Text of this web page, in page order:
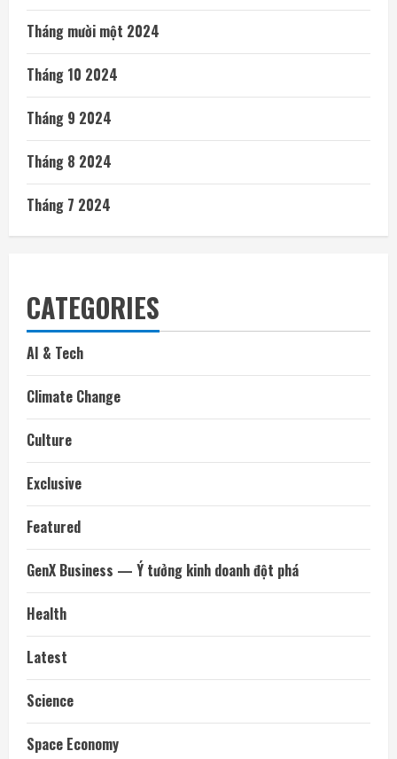
Tháng mười một 2024
Tháng 10 2024
Tháng 9 2024
Tháng 8 2024
Tháng 7 2024
CATEGORIES
AI & Tech
Climate Change
Culture
Exclusive
Featured
GenX Business — Ý tưởng kinh doanh đột phá
Health
Latest
Science
Space Economy